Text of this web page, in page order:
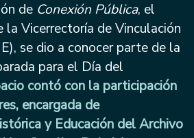
de Conexión Pública, el
la Vicerrectoría de Vinculación
se dio a conocer parte de la
para el Día del
contó con la participación
encargada de
y Educación del Archivo